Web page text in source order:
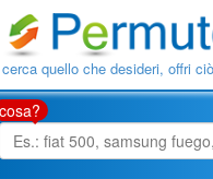
cerca quello che desideri, offri
cosa?